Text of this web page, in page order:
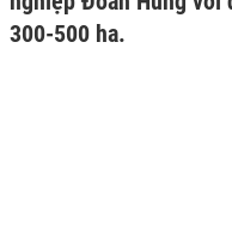
300-500 ha.